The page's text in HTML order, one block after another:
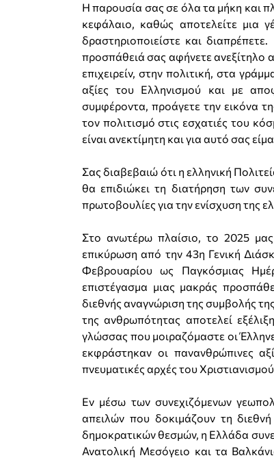
Η παρουσία σας σε όλα τα μήκη και
κεφάλαιο, καθώς αποτελείτε μια
δραστηριοποιείστε και
προσπάθειά σας αφήνετε ανεξίτηλο
επιχειρείν, στην πολιτική, στα
αξίες του Ελληνισμού και με
συμφέροντα, προάγετε την εικόνα
τον πολιτισμό στις εσχατιές του
είναι ανεκτίμητη και για αυτό σας
Σας διαβεβαιώ ότι η ελληνική
θα επιδιώκει τη διατήρηση των
πρωτοβουλίες για την ενίσχυση της
Στο ανωτέρω πλαίσιο, το 2025 μας
επικύρωση από την 43η Γενική
Φεβρουαρίου ως Παγκόσμιας
επιστέγασμα μιας μακράς
διεθνής αναγνώριση της συμβολής
της ανθρωπότητας αποτελεί
γλώσσας που μοιραζόμαστε οι
εκφράστηκαν οι πανανθρώπινες
πνευματικές αρχές του
Εν μέσω των συνεχιζόμενων
απειλών που δοκιμάζουν τη
δημοκρατικών θεσμών, η Ελλάδα
Ανατολική Μεσόγειο και τα